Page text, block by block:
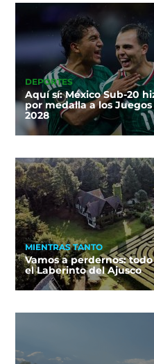
DEPORTES
Aquí sí: México Sub-20
por medalla a los
2028
MIENTRAS TANTO
Vamos a perdernos:
el Laberinto del Ajusco